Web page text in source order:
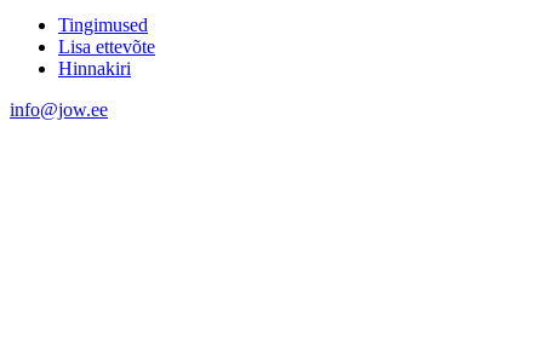
Tingimused
Lisa ettevõte
Hinnakiri
info@jow.ee